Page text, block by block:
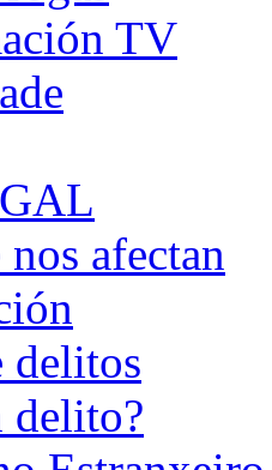
TV
afectan
delitos
delito?